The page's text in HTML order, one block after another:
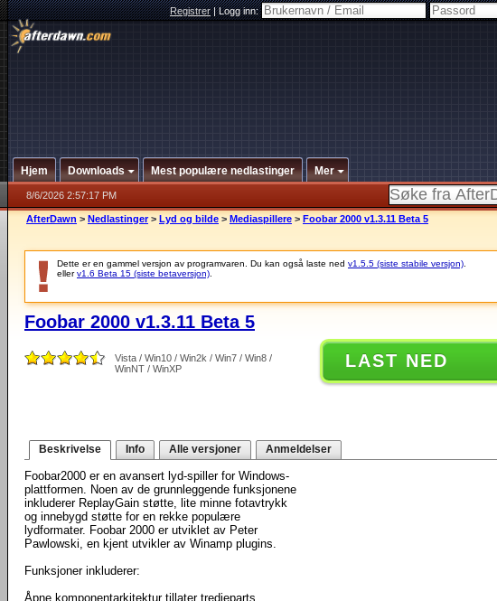
Registrer|Logg inn:
Hjem Downloads Mest populære nedlastinger Mer
8/6/2026 2:57:17 PM
AfterDawn > Nedlastinger > Lyd og bilde > Mediaspillere > Foobar 2000 v1.3.11 Beta 5
Dette er en gammel versjon av programvaren. Du kan også laste ned v1.5.5 (siste stabile versjon)
ellerv1.6 Beta 15 (siste betaversjon)
Foobar 2000 v1.3.11 Beta 5
Vista / Win10 / Win2k / Win7 / Win8 /
WinNT / WinXP
LAST NED
Beskrivelse Info Alle versjoner Anmeldelser
Foobar2000 er en avansert lyd-spiller for Windows-
plattformen. Noen av de grunnleggende funksjonene
inkluderer ReplayGain støtte, lite minne fotavtrykk
og innebygd støtte for en rekke populære
lydformater. Foobar 2000 er utviklet av Peter
Pawlowski, en kjent utvikler av Winamp plugins.
Funksjoner inkluderer:
Åpne komponentarkitektur tillater tredjeparts